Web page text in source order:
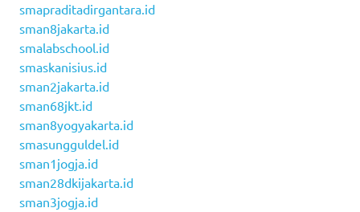
smapraditadirgantara.id
sman8jakarta.id
smalabschool.id
smaskanisius.id
sman2jakarta.id
sman68jkt.id
sman8yogyakarta.id
smasungguldel.id
sman1jogja.id
sman28dkijakarta.id
sman3jogja.id